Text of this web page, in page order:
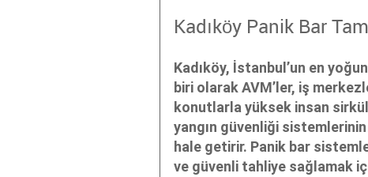
Kadıköy Panik Bar
Kadıköy, İstanbul’un en
biri olarak AVM’ler, iş
konutlarla yüksek insan
yangın güvenliği
hale getirir. Panik bar
ve güvenli tahliye sağlamak